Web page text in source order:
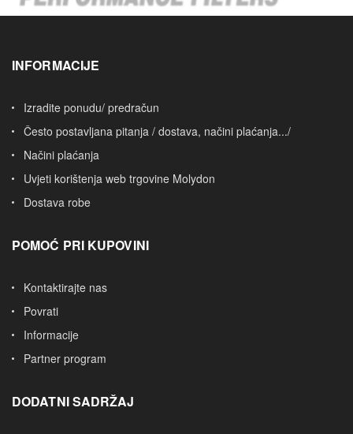
INFORMACIJE
Izradite ponudu/ predračun
Često postavljana pitanja / dostava, načini plaćanja.../
Načini plaćanja
Uvjeti korištenja web trgovine Molydon
Dostava robe
POMOĆ PRI KUPOVINI
Kontaktirajte nas
Povrati
Informacije
Partner program
DODATNI SADRŽAJ